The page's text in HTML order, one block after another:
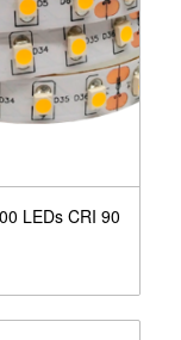
LEDs CRI 90